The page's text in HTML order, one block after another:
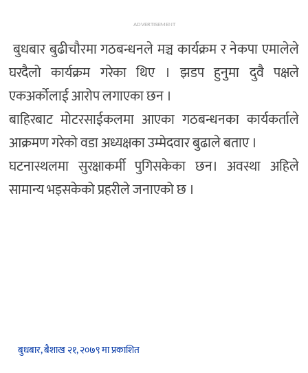
ADVERTISEMENT
बुधबार बुढीचौरमा गठबन्धनले मञ्च कार्यक्रम र नेकपा एमालेले
घरदैलो कार्यक्रम गरेका थिए । झडप हुनुमा दुवै पक्षले
एकअर्कोलाई आरोप लगाएका छन ।
बाहिरबाट मोटरसाईकलमा आएका गठबन्धनका कार्यकर्ताले
आक्रमण गरेको वडा अध्यक्षका उम्मेदवार बुढाले बताए ।
घटनास्थलमा सुरक्षाकर्मी पुगिसकेका छन। अवस्था अहिले
सामान्य भइसकेको प्रहरीले जनाएको छ ।
बुधबार, बैशाख २१, २०७९ मा प्रकाशित